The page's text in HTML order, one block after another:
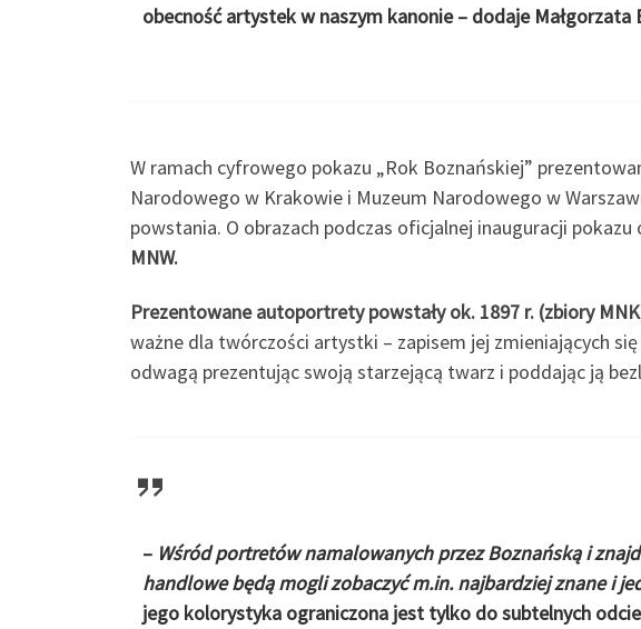
obecność artystek w naszym kanonie – dodaje Małgorzata
W ramach cyfrowego pokazu „Rok Boznańskiej”
Narodowego w Krakowie i Muzeum Narodowego w
powstania. O obrazach podczas oficjalnej inauguracji
MNW.
Prezentowane autoportrety powstały ok. 1897 r. (zbiory
ważne dla twórczości artystki – zapisem jej zmieniających
odwagą prezentując swoją starzejącą twarz i poddając ją
– Wśród portretów namalowanych przez Boznańską i
handlowe będą mogli zobaczyć m.in. najbardziej znane i
jego kolorystyka ograniczona jest tylko do subtelnych